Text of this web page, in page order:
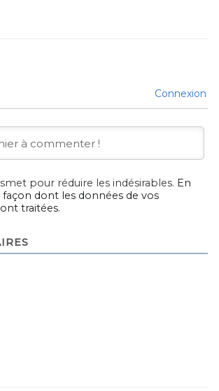
Connexion
pour réduire les indésirables. En
façon dont les données de vos
traitées.